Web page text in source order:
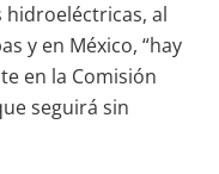
al
y en México, “hay
en la Comisión
seguirá sin